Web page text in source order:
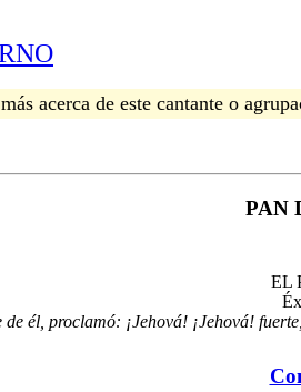
acerca de este cantante o
PAN
EL
de él, proclamó: ¡Jehová! ¡Jehová!